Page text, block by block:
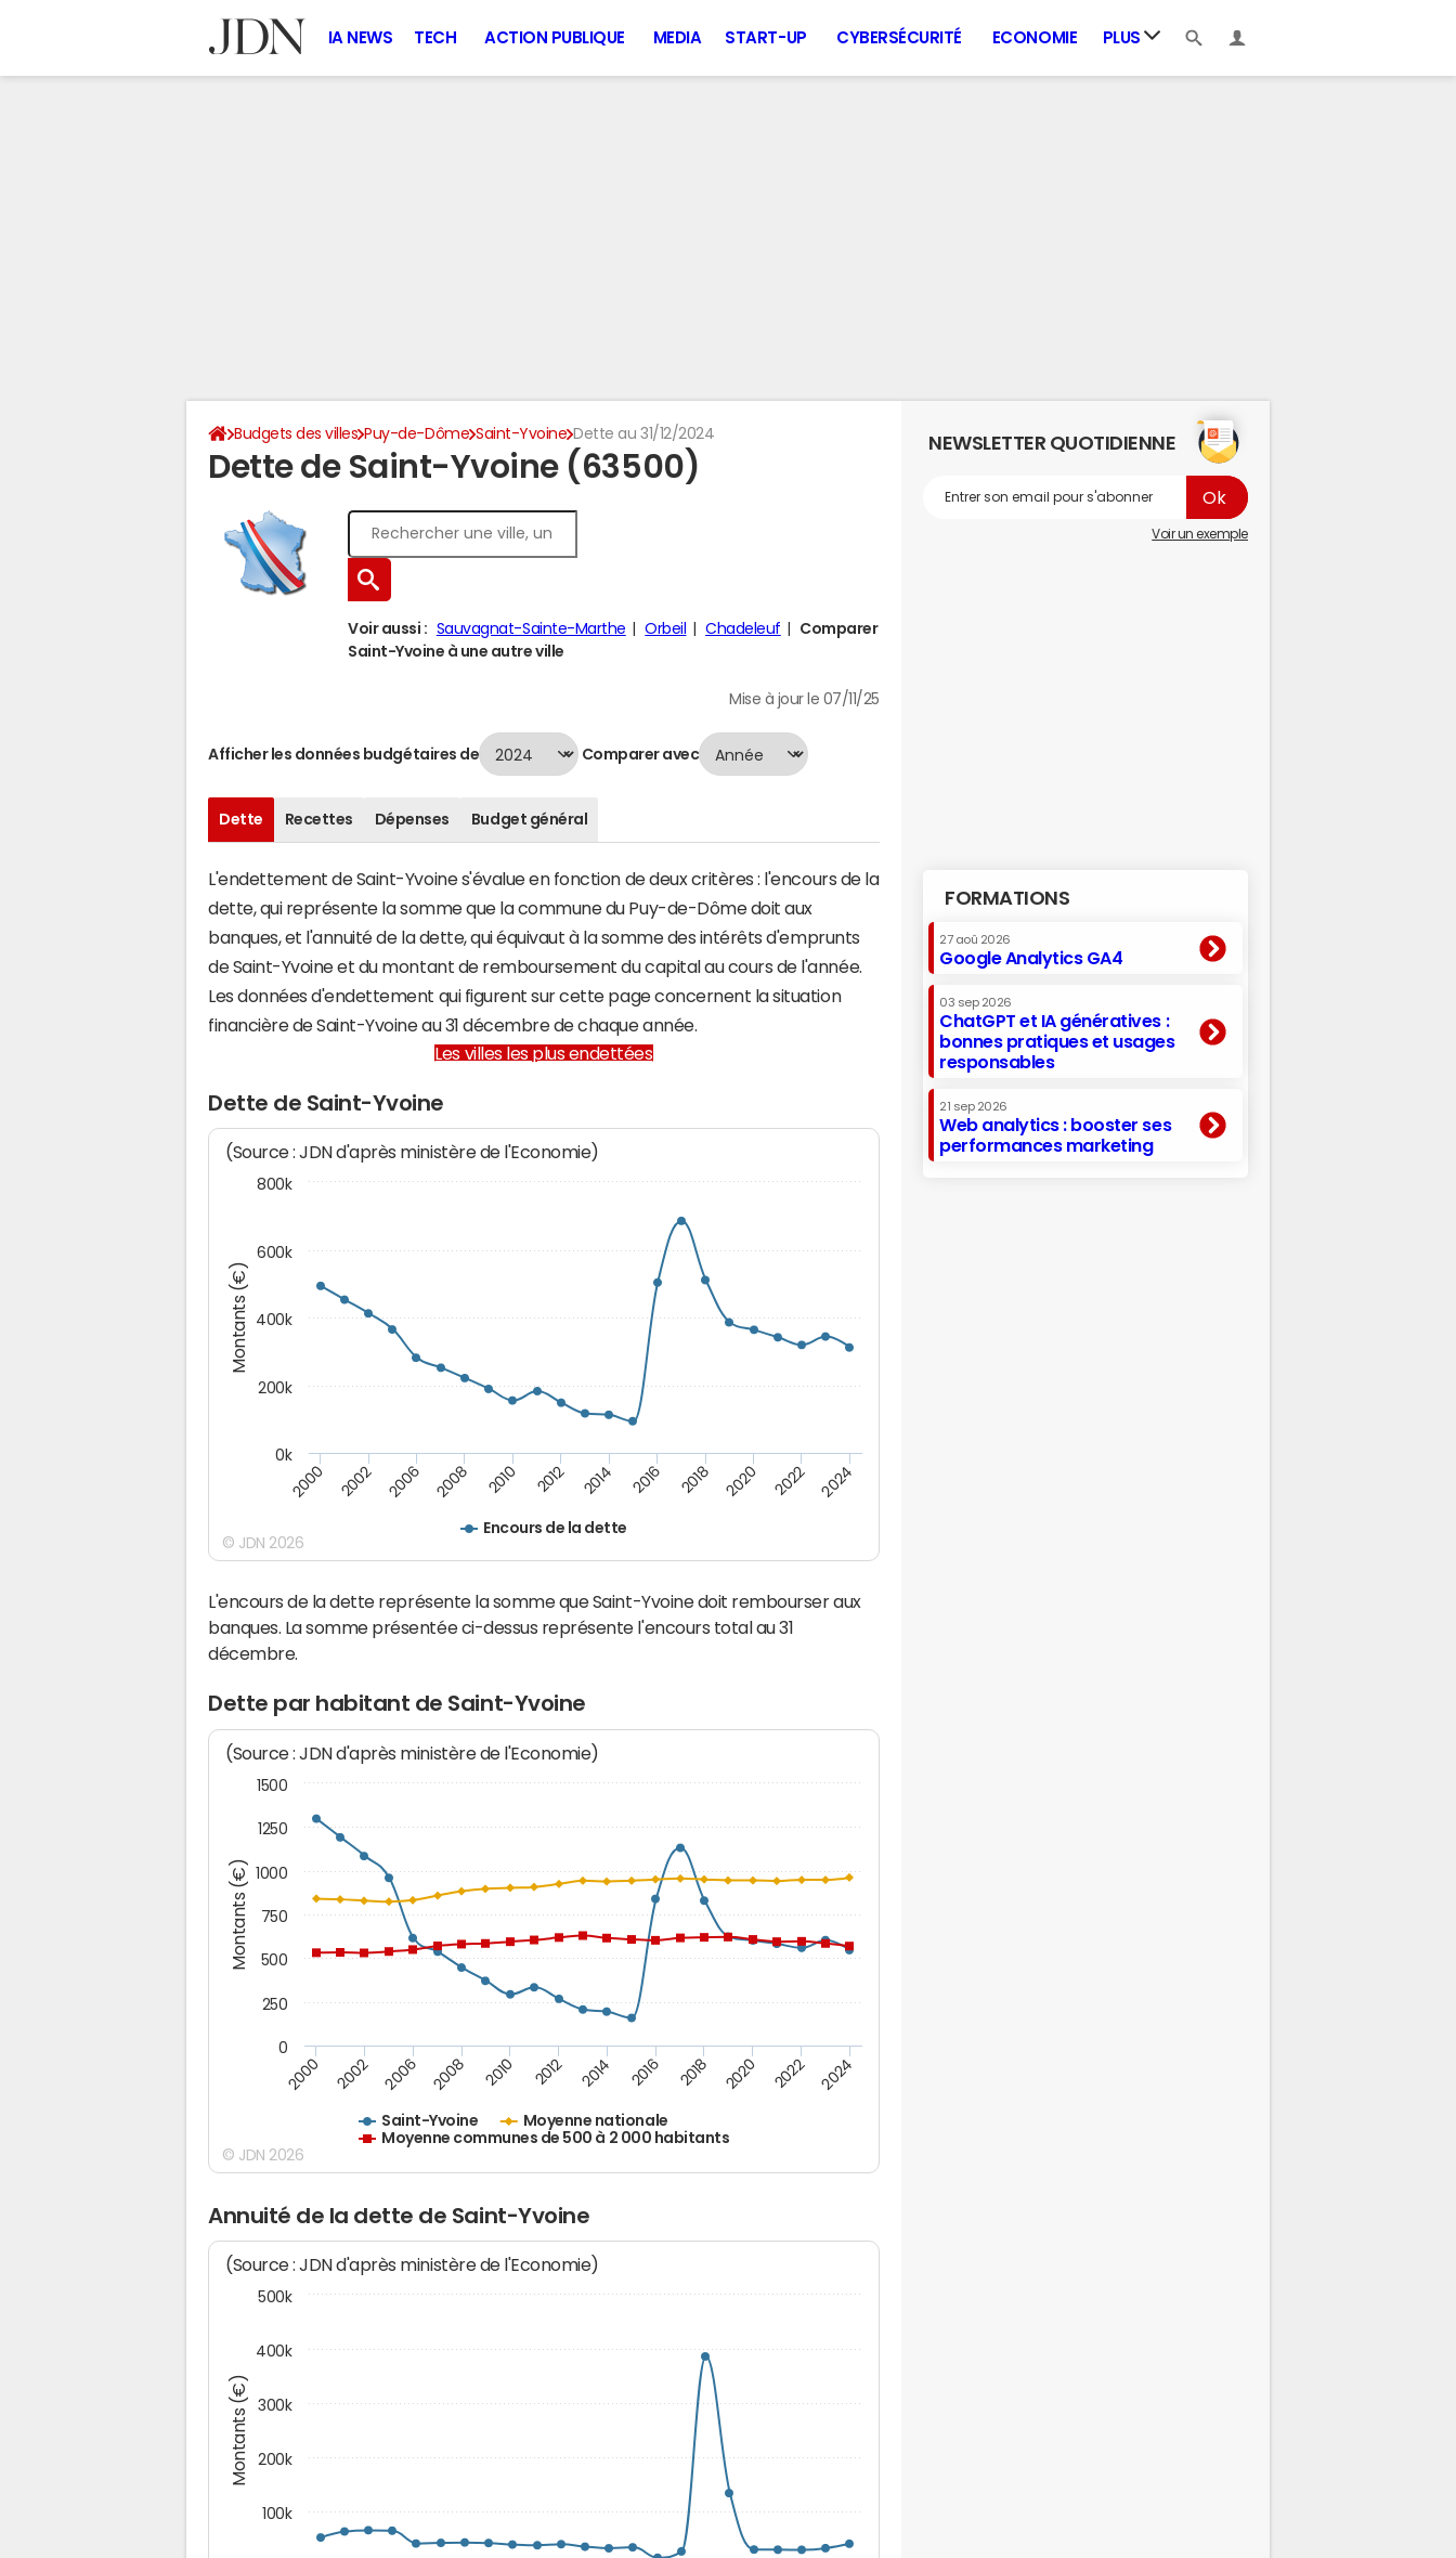
IA NEWS TECH ACTION PUBLIQUE MEDIA START-UP CYBERSÉCURITÉ ECONOMIE PLUS
Budgets des villes Puy-de-Dôme Saint-Yvoine Dette au 31/12/2024
Dette de Saint-Yvoine (63500)
Voir aussi : Sauvagnat-Sainte-Marthe Orbeil Chadeleuf
Comparer
Saint-Yvoine à une autre ville
Mise à jour le 07/11/25
Afficher les données budgétaires de Comparer avec
Dette Recettes Dépenses Budget général
L'endettement de Saint-Yvoine s'évalue en fonction de deux critères : l'encours de la
dette, qui représente la somme que la commune du Puy-de-Dôme doit aux
banques, et l'annuité de la dette, qui équivaut à la somme des intérêts d'emprunts
de Saint-Yvoine et du montant de remboursement du capital au cours de l'année.
Les données d'endettement qui figurent sur cette page concernent la situation
financière de Saint-Yvoine au 31 décembre de chaque année.
Les villes les plus endettées
Dette de Saint-Yvoine
Montants (€)
(Source : JDN d'après ministère de l'Economie)
Encours de la dette
2000 2002 2006 2008 2010 2012 2014 2016 2018 2020 2022 2024
0k
200k
400k
600k
800k
© JDN 2026
L'encours de la dette représente la somme que Saint-Yvoine doit rembourser aux
banques. La somme présentée ci-dessus représente l'encours total au 31
décembre.
Dette par habitant de Saint-Yvoine
Montants (€)
(Source : JDN d'après ministère de l'Economie)
Saint-Yvoine
Moyenne nationale
Moyenne communes de 500 à 2 000 habitants
2000 2002 2006 2008 2010 2012 2014 2016 2018 2020 2022 2024
0
250
500
750
1000
1250
1500
© JDN 2026
Annuité de la dette de Saint-Yvoine
Montants (€)
(Source : JDN d'après ministère de l'Economie)
100k
200k
300k
400k
500k
NEWSLETTER QUOTIDIENNE
Voir un exemple
FORMATIONS
27 aoû 2026
Google Analytics GA4
03 sep 2026
ChatGPT et IA génératives :
bonnes pratiques et usages
responsables
21 sep 2026
Web analytics : booster ses
performances marketing